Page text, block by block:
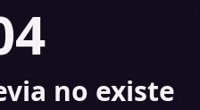
no existe